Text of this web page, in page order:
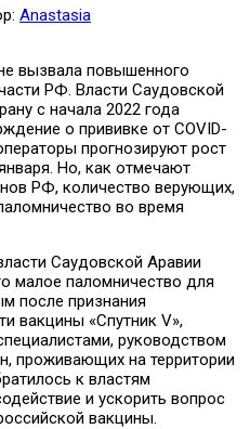
Anastasia
вызвала повышенного
РФ. Власти Саудовской
с начала 2022 года
о прививке от COVID-
прогнозируют рост
Но, как отмечают
РФ, количество верующих,
во время
Саудовской Аравии
малое паломничество для
после признания
вакцины «Спутник V»,
руководством
проживающих на территории
к властям
и ускорить вопрос
вакцины.